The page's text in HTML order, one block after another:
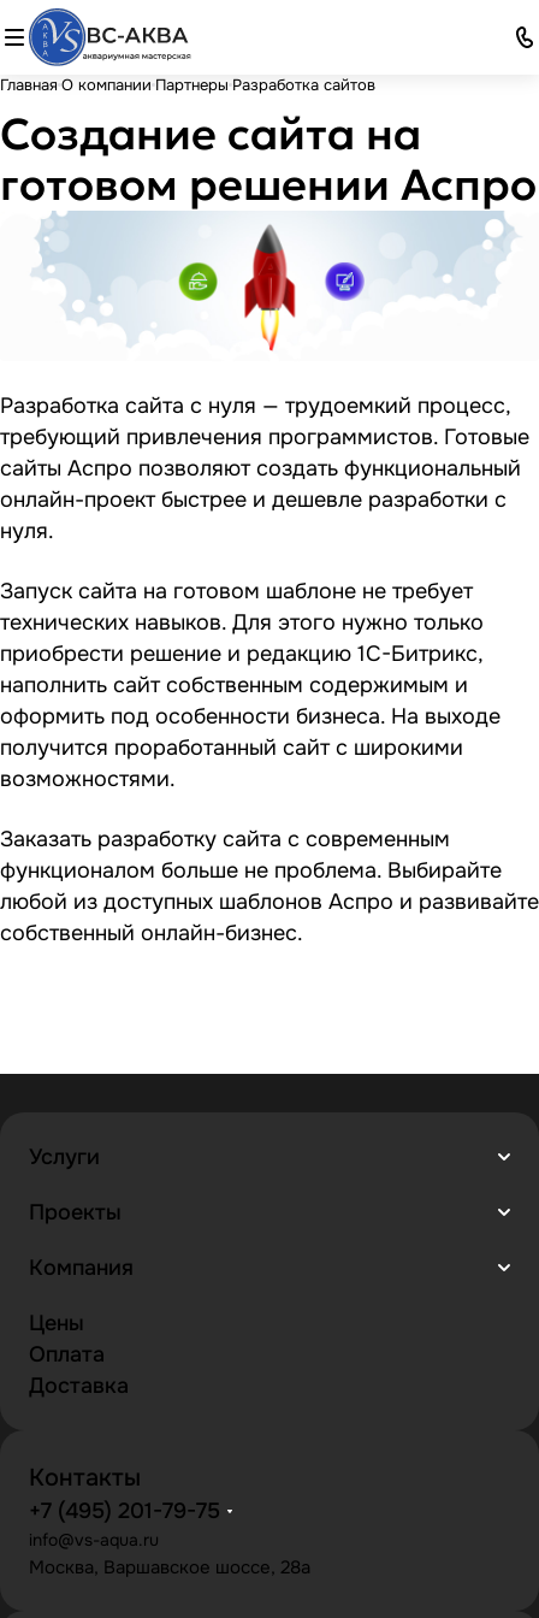
Главная О компании Партнеры Разработка сайтов
Создание сайта на
готовом решении Аспро
Разработка сайта с нуля — трудоемкий процесс,
требующий привлечения программистов. Готовые
сайты Аспро позволяют создать функциональный
онлайн-проект быстрее и дешевле разработки с
нуля.
Запуск сайта на готовом шаблоне не требует
технических навыков. Для этого нужно только
приобрести решение и редакцию 1С-Битрикс,
наполнить сайт собственным содержимым и
оформить под особенности бизнеса. На выходе
получится проработанный сайт с широкими
возможностями.
Заказать разработку сайта с современным
функционалом больше не проблема. Выбирайте
любой из доступных шаблонов Аспро и развивайте
собственный онлайн-бизнес.
Услуги
Проекты
Компания
Цены
Оплата
Доставка
Контакты
+7 (495) 201-79-75
info@vs-aqua.ru
Москва, Варшавское шоссе, 28а